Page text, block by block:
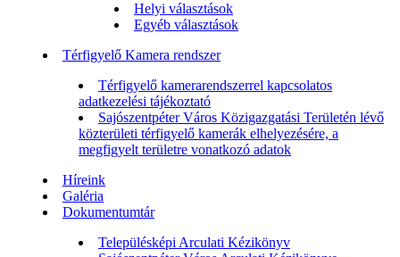
Helyi választások
Egyéb választások
Térfigyelő Kamera rendszer
Térfigyelő kamerarendszerrel kapcsolatos
adatkezelési tájékoztató
Sajószentpéter Város Közigazgatási Területén lévő
közterületi térfigyelő kamerák elhelyezésére, a
megfigyelt területre vonatkozó adatok
Híreink
Galéria
Dokumentumtár
Településképi Arculati Kézikönyv